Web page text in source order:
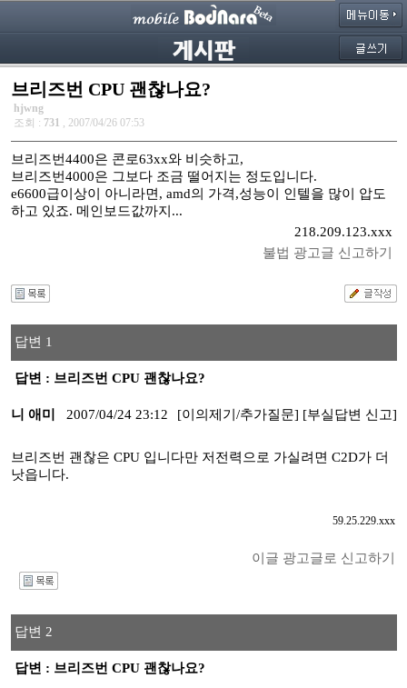
브리즈번 CPU 괜찮나요?
hjwng
조회 : 731 , 2007/04/26 07:53
브리즈번4400은 콘로63xx와 비슷하고,
브리즈번4000은 그보다 조금 떨어지는 정도입니다.
e6600급이상이 아니라면, amd의 가격,성능이 인텔을 많이 압도
하고 있죠. 메인보드값까지...
218.209.123.xxx
불법 광고글 신고하기
답변 1
답변 : 브리즈번 CPU 괜찮나요?
니 애미 2007/04/24 23:12 [이의제기/추가질문] [부실답변 신고]
브리즈번 괜찮은 CPU 입니다만 저전력으로 가실려면 C2D가 더
낫읍니다.
59.25.229.xxx
이글 광고글로 신고하기
답변 2
답변 : 브리즈번 CPU 괜찮나요?